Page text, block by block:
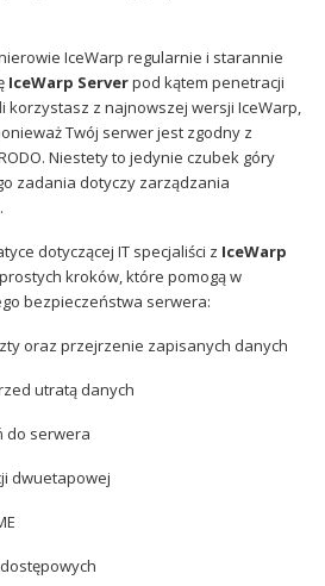
IceWarp regularnie i starannie
IceWarp Serverpod kątem penetracji
korzystasz z najnowszej wersji IceWarp,
Twój serwer jest zgodny z
Niestety to jedynie czubek góry
zadania dotyczy zarządzania
dotyczącej IT specjaliści z IceWarp
kroków, które pomogą w
bezpieczeństwa serwera:
oraz przejrzenie zapisanych danych
utratą danych
do serwera
dwuetapowej